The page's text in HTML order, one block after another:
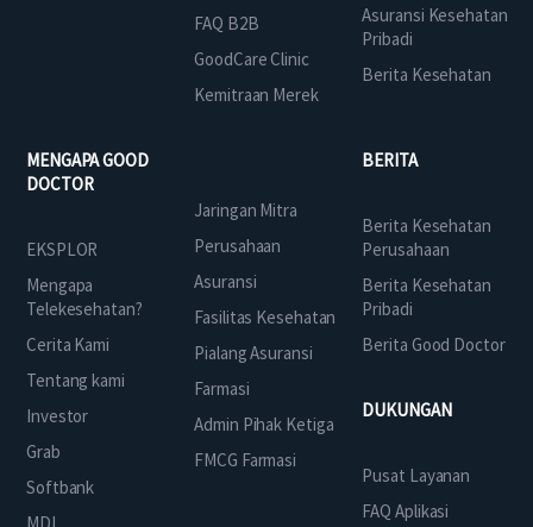
FAQ B2B
GoodCare Clinic
Kemitraan Merek
Asuransi Kesehatan
Pribadi
Berita Kesehatan
MENGAPA GOOD
DOCTOR
EKSPLOR
Mengapa
Telekesehatan?
Cerita Kami
Tentang kami
Investor
Grab
Softbank
Jaringan Mitra
Perusahaan
Asuransi
Fasilitas Kesehatan
Pialang Asuransi
Farmasi
Admin Pihak Ketiga
FMCG Farmasi
BERITA
Berita Kesehatan
Perusahaan
Berita Kesehatan
Pribadi
Berita Good Doctor
DUKUNGAN
Pusat Layanan
FAQ Aplikasi